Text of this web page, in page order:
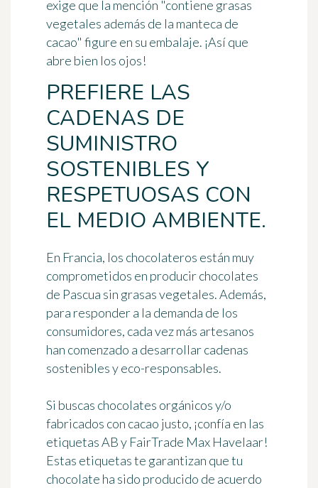
exige que la mención "contiene grasas
vegetales además de la manteca de
cacao" figure en su embalaje. ¡Así que
abre bien los ojos!
PREFIERE LAS
CADENAS DE
SUMINISTRO
SOSTENIBLES Y
RESPETUOSAS CON
EL MEDIO AMBIENTE.
En Francia, los chocolateros están muy
comprometidos en producir chocolates
de Pascua sin grasas vegetales. Además,
para responder a la demanda de los
consumidores, cada vez más artesanos
han comenzado a desarrollarcadenas
sostenibles y eco-responsables.
Si buscas chocolates orgánicos y/o
fabricados con cacao justo, ¡confía en las
etiquetas AB y FairTrade Max Havelaar!
Estas etiquetas te garantizan que tu
chocolate ha sido producido de acuerdo